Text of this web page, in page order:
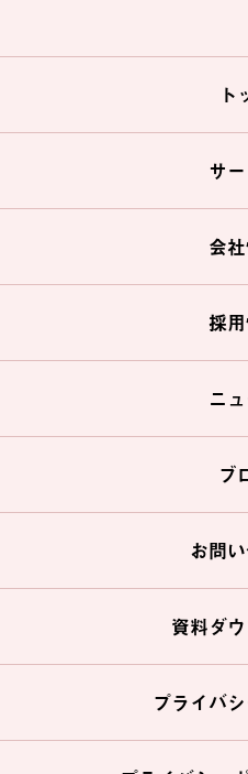
ト
サ
会
採
ニ
ブ
お問
資料ダ
プライバ